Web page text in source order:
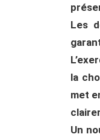
Les
la
met
Un